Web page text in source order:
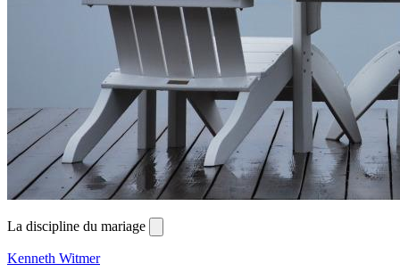
La discipline du mariage
Kenneth Witmer